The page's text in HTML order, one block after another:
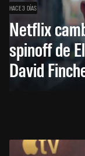
HACE 3 DÍAS
Netflix
spinoff de
David